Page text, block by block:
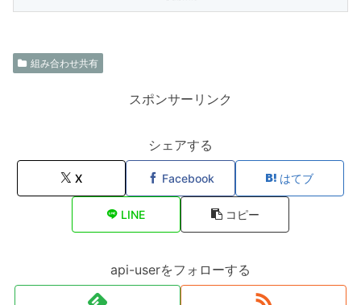
組み合わせ共有
スポンサーリンク
シェアする
X Facebook はてブ
LINE コピー
api-userをフォローする